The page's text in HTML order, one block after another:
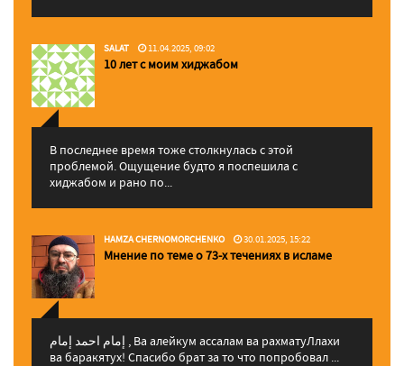
SALAT 11.04.2025, 09:02
10 лет с моим хиджабом
В последнее время тоже столкнулась с этой
проблемой. Ощущение будто я поспешила с
хиджабом и рано по...
HAMZA CHERNOMORCHENKO 30.01.2025, 15:22
Мнение по теме о 73-х течениях в исламе
إمام احمد إمام , Ва алейкум ассалам ва рахматуЛлахи
ва баракятух! Спасибо брат за то что попробовал ...